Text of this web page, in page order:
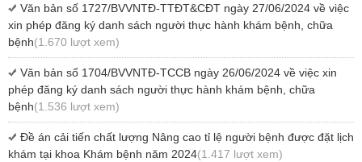
Văn bản số 1727/BVVNTĐ-TTĐT&CĐT ngày 27/06/2024 về việc
xin phép đăng ký danh sách người thực hành khám bệnh, chữa
bệnh(1.670 lượt xem)
Văn bản số 1704/BVVNTĐ-TCCB ngày 26/06/2024 về việc xin
phép đăng ký danh sách người thực hành khám bệnh, chữa
bệnh(1.536 lượt xem)
Đề án cải tiến chất lượng Nâng cao tỉ lệ người bệnh được đặt lịch
khám tại khoa Khám bệnh năm 2024(1.417 lượt xem)